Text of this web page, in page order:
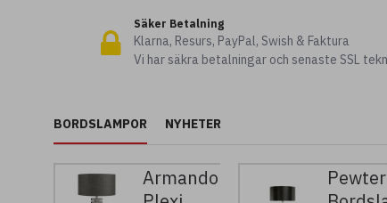
Säker Betalning
Klarna, Resurs, PayPal, Swish & Faktura
Vi har säkra betalningar och senaste SSL
BORDSLAMPOR NYHETER
Armando
Pewter